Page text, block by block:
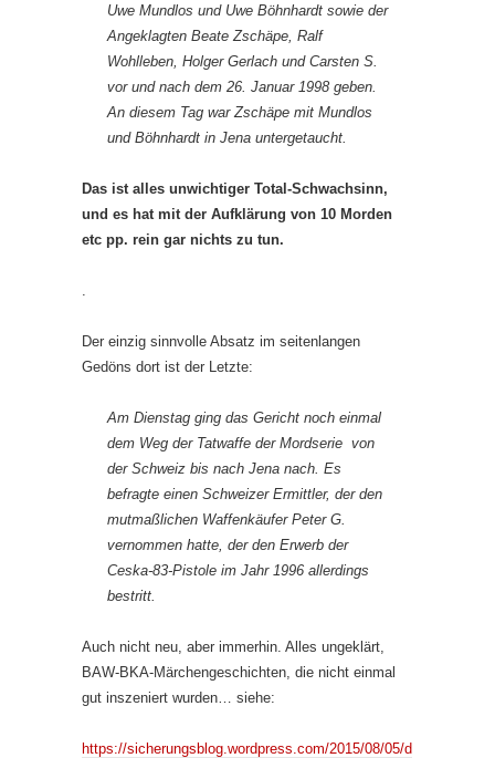
Uwe Mundlos und Uwe Böhnhardt sowie der
Angeklagten Beate Zschäpe, Ralf
Wohlleben, Holger Gerlach und Carsten S.
vor und nach dem 26. Januar 1998 geben.
An diesem Tag war Zschäpe mit Mundlos
und Böhnhardt in Jena untergetaucht.
Das ist alles unwichtiger Total-Schwachsinn,
und es hat mit der Aufklärung von 10 Morden
etc pp. rein gar nichts zu tun.
Der einzig sinnvolle Absatz im seitenlangen
Gedöns dort ist der Letzte:
Am Dienstag ging das Gericht noch einmal
dem Weg der Tatwaffe der Mordserie von
der Schweiz bis nach Jena nach. Es
befragte einen Schweizer Ermittler, der den
mutmaßlichen Waffenkäufer Peter G.
vernommen hatte, der den Erwerb der
Ceska-83-Pistole im Jahr 1996 allerdings
bestritt.
Auch nicht neu, aber immerhin. Alles ungeklärt,
BAW-BKA-Märchengeschichten, die nicht einmal
gut inszeniert wurden… siehe:
https://sicherungsblog.wordpress.com/2015/08/05/d